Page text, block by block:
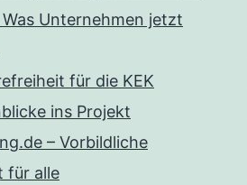
Unternehmen jetzt
für die KEK
ins Projekt
– Vorbildliche
für alle